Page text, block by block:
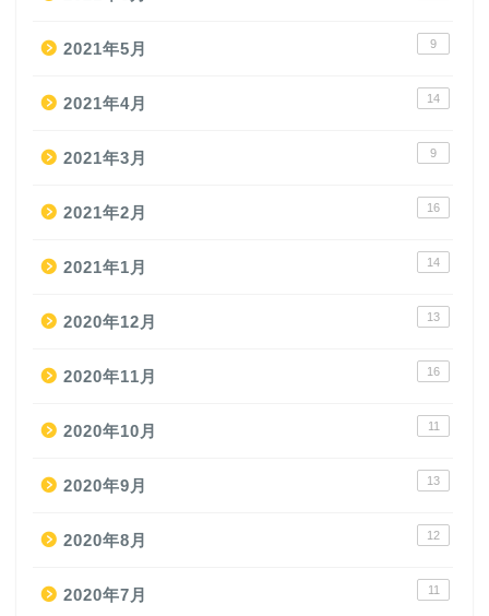
2021年5月 9
2021年4月 14
2021年3月 9
2021年2月 16
2021年1月 14
2020年12月 13
2020年11月 16
2020年10月 11
2020年9月 13
2020年8月 12
2020年7月 11